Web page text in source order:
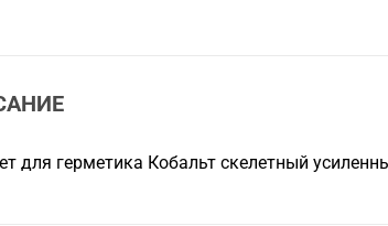
для герметика Кобальт скелетный